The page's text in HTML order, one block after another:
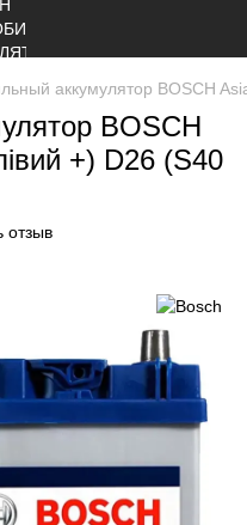
аккумулятор BOSCH
BOSCH
+) D26 (S40
отзыв